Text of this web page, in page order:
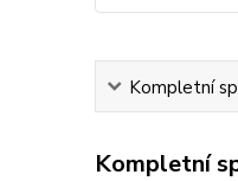
Kompletní
Kompletní